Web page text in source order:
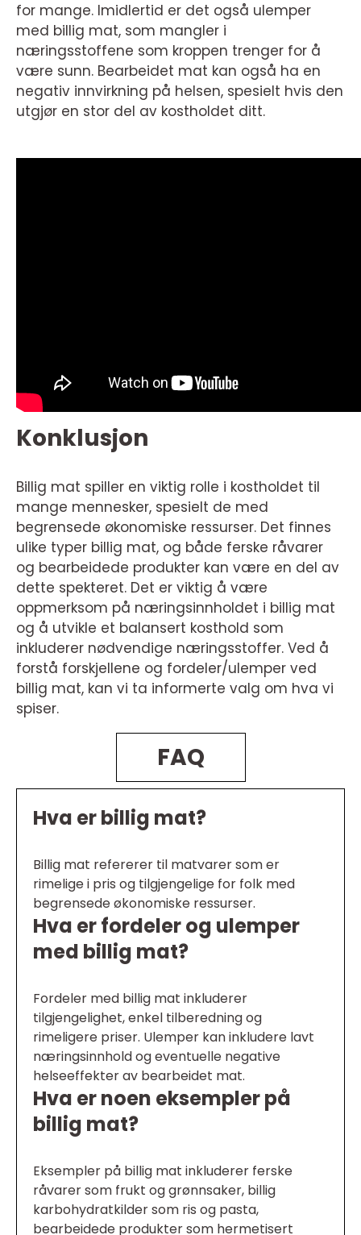
for mange. Imidlertid er det også ulemper
med billig mat, som mangler i
næringsstoffene som kroppen trenger for å
være sunn. Bearbeidet mat kan også ha en
negativ innvirkning på helsen, spesielt hvis den
utgjør en stor del av kostholdet ditt.
Konklusjon
Billig mat spiller en viktig rolle i kostholdet til
mange mennesker, spesielt de med
begrensede økonomiske ressurser. Det finnes
ulike typer billig mat, og både ferske råvarer
og bearbeidede produkter kan være en del av
dette spekteret. Det er viktig å være
oppmerksom på næringsinnholdet i billig mat
og å utvikle et balansert kosthold som
inkluderer nødvendige næringsstoffer. Ved å
forstå forskjellene og fordeler/ulemper ved
billig mat, kan vi ta informerte valg om hva vi
spiser.
FAQ
Hva er billig mat?
Billig mat refererer til matvarer som er
rimelige i pris og tilgjengelige for folk med
begrensede økonomiske ressurser.
Hva er fordeler og ulemper
med billig mat?
Fordeler med billig mat inkluderer
tilgjengelighet, enkel tilberedning og
rimeligere priser. Ulemper kan inkludere lavt
næringsinnhold og eventuelle negative
helseeffekter av bearbeidet mat.
Hva er noen eksempler på
billig mat?
Eksempler på billig mat inkluderer ferske
råvarer som frukt og grønnsaker, billig
karbohydratkilder som ris og pasta,
bearbeidede produkter som hermetisert